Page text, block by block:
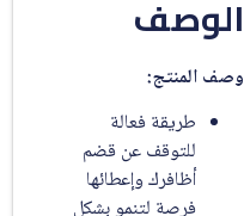
الوصف
وصف المنتج:
طريقة فعالة
للتوقف عن قضم
أظافرك وإعطائها